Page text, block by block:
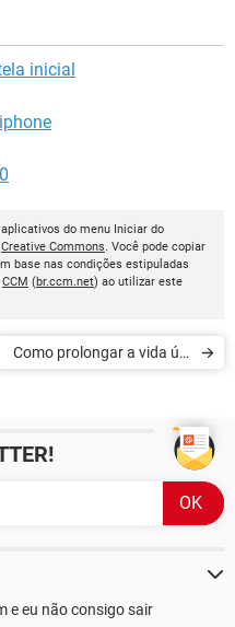
inicial
do menu Iniciar do
Creative Commons. Você pode copiar
base nas condições estipuladas
CCM (br.ccm.net) ao utilizar este
Como prolongar a vida útil
e eu não consigo sair